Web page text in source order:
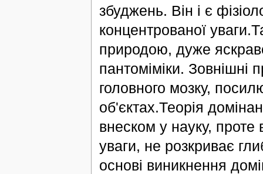
збуджень. Він і є
концентрованої
природою, дуже
пантоміміки. Зовнішні
головного мозку,
об'єктах.Теорія
внеском у науку,
уваги, не розкриває
основі виникнення